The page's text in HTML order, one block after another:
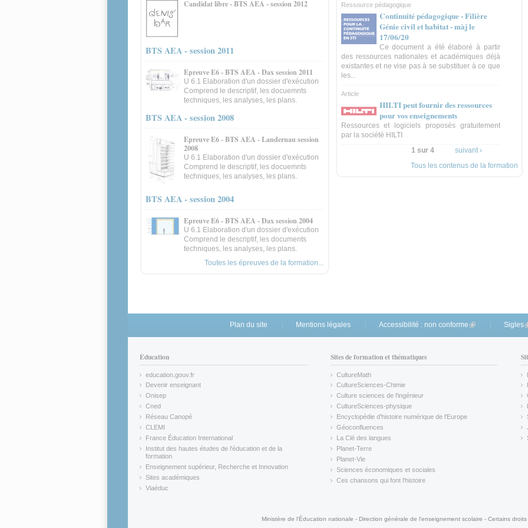
Candidat libre - BTS AEA - session 2012
BTS AEA - session 2011
Epreuve E6 - BTS AEA - Dax session 2011
U 6.1 Elaboration d'un dossier d'exécution
Comprend le descriptif, les docuemnts
techniques, les analyses, les plans.
BTS AEA - session 2008
Epreuve E6 - BTS AEA - Landernau session
2008
U 6.1 Elaboration d'un dossier d'exécution
Comprend le descriptif, les docuemnts
techniques, les analyses, les plans.
BTS AEA - session 2004
Epreuve E6 - BTS AEA - Dax session 2004
U 6.1 Elaboration d'un dossier d'exécution
Comprend le descriptif, les documents
techniques, les analyses, les plans.
Toutes les épreuves de la formation...
Ressource pédagogique
Continuité pédagogique - Filière
Génie civil et habitat - màj le
17/06/20
Ce document a été élaboré à partir
des ressources nationales et académiques déjà
existantes et ne vise pas à se substituer à ce que
les...
Article
HILTI peut fournir des ressources
pour vos enseignements
Ressources et logiciels proposés gratuitement
par la société HILTI
1 sur 4
suivant ›
Tous les contenus de la formation
Plan du site Mentions légales Accessibilité : non conforme (link is external)
Sigles
Éducation
education.gouv.fr
(link is external)
Devenir enseignant
(link is external)
Onisep
(link is external)
Cned
(link is external)
Réseau Canopé
(link is external)
CLEMI
(link is external)
France Éducation International
(link is external)
Institut des hautes études de l'éducation et de la
formation
(link is external)
Enseignement supérieur, Recherche et Innovation
(link is external)
Sites académiques
(link is external)
Viaéduc
Sites de formation et thématiques
CultureMath
(link is external)
CultureSciences-Chimie
(link is external)
Culture sciences de l'ingénieur
CultureSciences-physique
(link is external)
Encyclopédie d'histoire numérique de l'Europe
(link is external)
Géoconfluences
(link is external)
La Clé des langues
(link is external)
Planet-Terre
(link is external)
Planet-Vie
(link is external)
Sciences économiques et sociales
(link is external)
Ces chansons qui font l'histoire
(link is external)
Ministère de l'Éducation nationale - Direction générale de l'enseignement scolaire - Certains droits